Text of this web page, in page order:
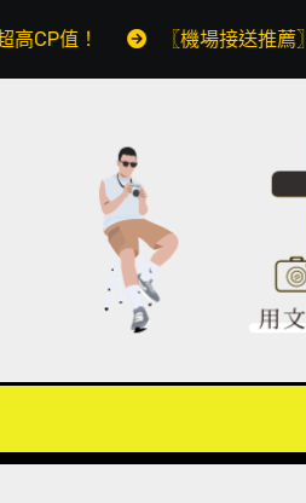
〖機場接送推薦〗BuBu上